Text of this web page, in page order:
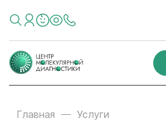
Главная
Услуги